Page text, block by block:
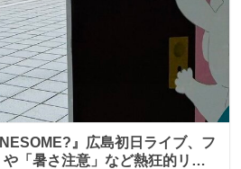
』広島初日ライブ、フ
「暑さ注意」など熱狂的リア